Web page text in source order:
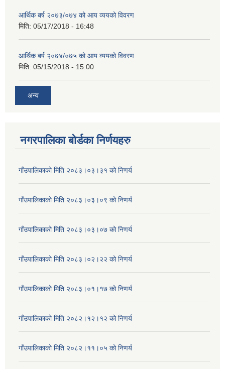
आर्थिक बर्ष २०७३/०७४ को आय व्ययको विवरण
मिति: 05/17/2018 - 16:48
आर्थिक बर्ष २०७४/०७५ को आय व्ययको विवरण
मिति: 05/15/2018 - 15:00
अन्य
नगरपालिका बोर्डका निर्णयहरु
गाँउपालिकाको मिति २०८३।०३।३१ को निणर्य
गाँउपालिकाको मिति २०८३।०३।०९ को निणर्य
गाँउपालिकाको मिति २०८३।०३।०७ को निणर्य
गाँउपालिकाको मिति २०८३।०२।२२ को निणर्य
गाँउपालिकाको मिति २०८३।०१।१७ को निणर्य
गाँउपालिकाको मिति २०८२।१२।१२ को निणर्य
गाँउपालिकाको मिति २०८२।११।०५ को निणर्य